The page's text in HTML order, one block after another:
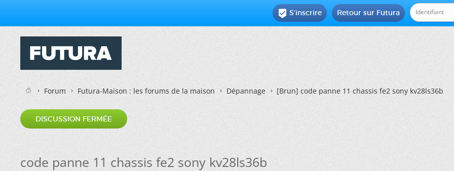
Retour sur Futura
 S'inscrire
Forum Futura-Maison : les forums de la maison Dépannage [Brun]code panne 11 chassis fe2 sony kv28ls36b
DISCUSSION FERMÉE
code panne 11 chassis fe2 sony kv28ls36b